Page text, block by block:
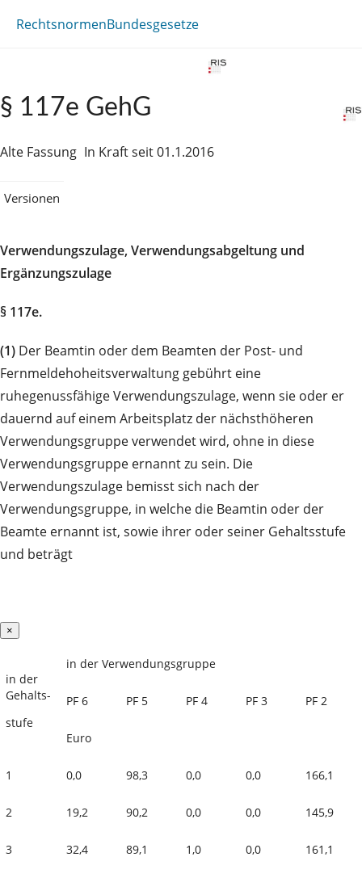
RechtsnormenBundesgesetze
§ 117e GehG
Alte Fassung In Kraft seit 01.1.2016
Versionen
Verwendungszulage, Verwendungsabgeltung und
Ergänzungszulage
§ 117e.
(1) Der Beamtin oder dem Beamten der Post- und
Fernmeldehoheitsverwaltung gebührt eine
ruhegenussfähige Verwendungszulage, wenn sie oder er
dauernd auf einem Arbeitsplatz der nächsthöheren
Verwendungsgruppe verwendet wird, ohne in diese
Verwendungsgruppe ernannt zu sein. Die
Verwendungszulage bemisst sich nach der
Verwendungsgruppe, in welche die Beamtin oder der
Beamte ernannt ist, sowie ihrer oder seiner Gehaltsstufe
und beträgt
×
in der
Gehalts-
stufe
in der Verwendungsgruppe
PF 6 PF 5 PF 4 PF 3 PF 2
Euro
1 0,0 98,3 0,0 0,0 166,1
2 19,2 90,2 0,0 0,0 145,9
3 32,4 89,1 1,0 0,0 161,1